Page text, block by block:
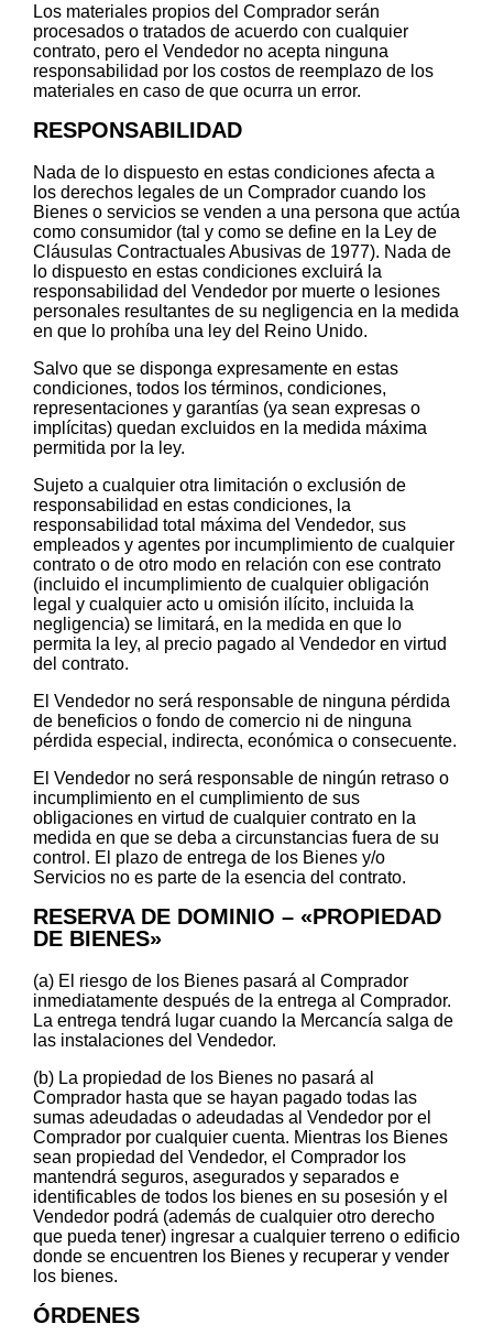
Los materiales propios del Comprador serán
procesados o tratados de acuerdo con cualquier
contrato, pero el Vendedor no acepta ninguna
responsabilidad por los costos de reemplazo de los
materiales en caso de que ocurra un error.
RESPONSABILIDAD
Nada de lo dispuesto en estas condiciones afecta a
los derechos legales de un Comprador cuando los
Bienes o servicios se venden a una persona que actúa
como consumidor (tal y como se define en la Ley de
Cláusulas Contractuales Abusivas de 1977). Nada de
lo dispuesto en estas condiciones excluirá la
responsabilidad del Vendedor por muerte o lesiones
personales resultantes de su negligencia en la medida
en que lo prohíba una ley del Reino Unido.
Salvo que se disponga expresamente en estas
condiciones, todos los términos, condiciones,
representaciones y garantías (ya sean expresas o
implícitas) quedan excluidos en la medida máxima
permitida por la ley.
Sujeto a cualquier otra limitación o exclusión de
responsabilidad en estas condiciones, la
responsabilidad total máxima del Vendedor, sus
empleados y agentes por incumplimiento de cualquier
contrato o de otro modo en relación con ese contrato
(incluido el incumplimiento de cualquier obligación
legal y cualquier acto u omisión ilícito, incluida la
negligencia) se limitará, en la medida en que lo
permita la ley, al precio pagado al Vendedor en virtud
del contrato.
El Vendedor no será responsable de ninguna pérdida
de beneficios o fondo de comercio ni de ninguna
pérdida especial, indirecta, económica o consecuente.
El Vendedor no será responsable de ningún retraso o
incumplimiento en el cumplimiento de sus
obligaciones en virtud de cualquier contrato en la
medida en que se deba a circunstancias fuera de su
control. El plazo de entrega de los Bienes y/o
Servicios no es parte de la esencia del contrato.
RESERVA DE DOMINIO – «PROPIEDAD
DE BIENES»
(a) El riesgo de los Bienes pasará al Comprador
inmediatamente después de la entrega al Comprador.
La entrega tendrá lugar cuando la Mercancía salga de
las instalaciones del Vendedor.
(b) La propiedad de los Bienes no pasará al
Comprador hasta que se hayan pagado todas las
sumas adeudadas o adeudadas al Vendedor por el
Comprador por cualquier cuenta. Mientras los Bienes
sean propiedad del Vendedor, el Comprador los
mantendrá seguros, asegurados y separados e
identificables de todos los bienes en su posesión y el
Vendedor podrá (además de cualquier otro derecho
que pueda tener) ingresar a cualquier terreno o edificio
donde se encuentren los Bienes y recuperar y vender
los bienes.
ÓRDENES